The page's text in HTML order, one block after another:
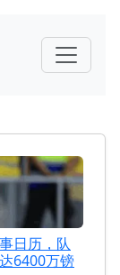
日历，队
6400万镑